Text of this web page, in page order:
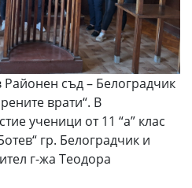
Районен съд – Белоградчик
врати“. В
ученици от 11 “a” клас
гр. Белоградчик и
г-жа Теодора